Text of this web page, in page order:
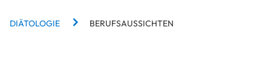
You are here:
BREADCRUMBS
DIÄTOLOGIE BERUFSAUSSICHTEN